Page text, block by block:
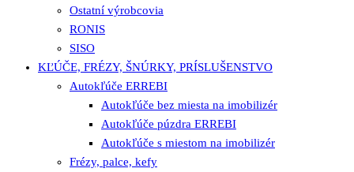
Ostatní výrobcovia
RONIS
SISO
KĽÚČE, FRÉZY, ŠNÚRKY, PRÍSLUŠENSTVO
Autokľúče ERREBI
Autokľúče bez miesta na imobilizér
Autokľúče púzdra ERREBI
Autokľúče s miestom na imobilizér
Frézy, palce, kefy